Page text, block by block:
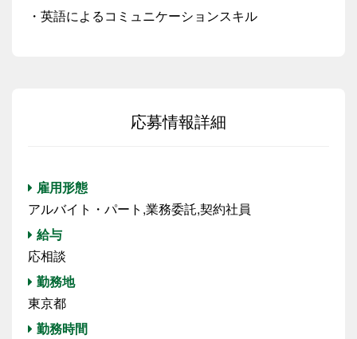
・英語によるコミュニケーションスキル
応募情報詳細
雇用形態
アルバイト・パート,業務委託,契約社員
給与
応相談
勤務地
東京都
勤務時間